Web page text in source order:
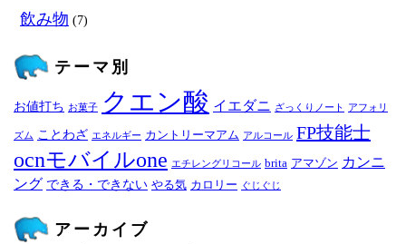
飲み物 (7)
テーマ別
お値打ち お菓子 クエン酸 イエダニ ざっくりノート アフォリ
ズム ことわざ エネルギー カントリーマアム アルコール FP技能士
ocnモバイルone エチレングリコール brita アマゾン カンニ
ング できる・できない やる気 カロリー ぐじぐじ
アーカイブ